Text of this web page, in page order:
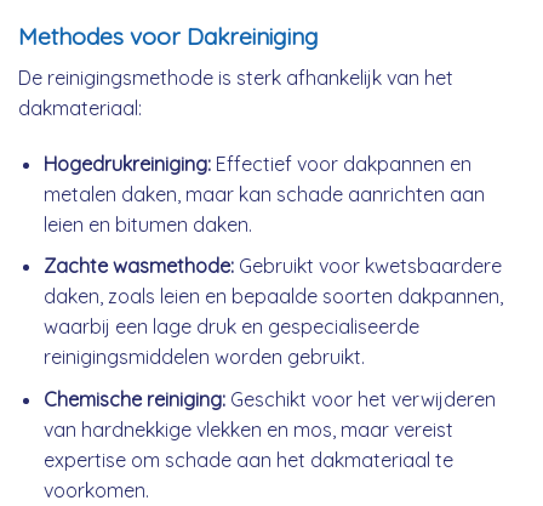
Methodes voor Dakreiniging
De reinigingsmethode is sterk afhankelijk van het
dakmateriaal:
Hogedrukreiniging:Effectief voor dakpannen en
metalen daken, maar kan schade aanrichten aan
leien en bitumen daken.
Zachte wasmethode:Gebruikt voor kwetsbaardere
daken, zoals leien en bepaalde soorten dakpannen,
waarbij een lage druk en gespecialiseerde
reinigingsmiddelen worden gebruikt.
Chemische reiniging:Geschikt voor het verwijderen
van hardnekkige vlekken en mos, maar vereist
expertise om schade aan het dakmateriaal te
voorkomen.